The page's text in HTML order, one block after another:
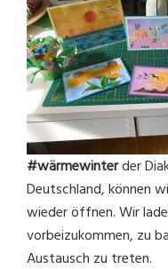
#wärmewinterder
Deutschland, können
wieder öffnen. Wir
vorbeizukommen, zu
Austausch zu treten.